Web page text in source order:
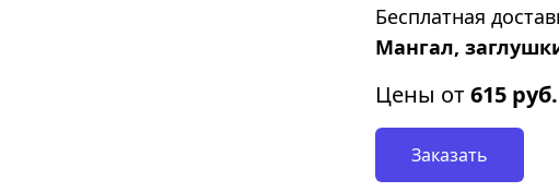
Бесплатная
Мангал,
Цены от615 руб.
Заказать